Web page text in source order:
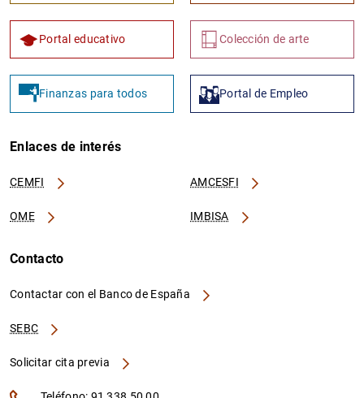
Portal educativo Colección de arte
Finanzas para todos Portal de Empleo
Enlaces de interés
CEMFI AMCESFI
OME IMBISA
Contacto
Contactar con el Banco de España
SEBC
Solicitar cita previa